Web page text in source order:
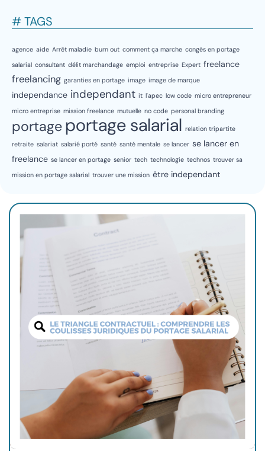
# TAGS
agence aide Arrêt maladie burn out comment ça marche congés en portage
salarial consultant délit marchandage emploi entreprise Expert freelance
freelancing garanties en portage image image de marque
independance independant it l'apec low code micro entrepreneur
micro entreprise mission freelance mutuelle no code personal branding
portage portage salarial relation tripartite
retraite salariat salarié porté santé santé mentale se lancer se lancer en
freelance se lancer en portage senior tech technologie technos trouver sa
mission en portage salarial trouver une mission être independant